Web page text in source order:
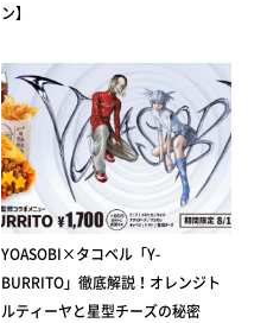
ン】
YOASOBI×タコベル「Y-
BURRITO」徹底解説！オレンジト
ルティーヤと星型チーズの秘密